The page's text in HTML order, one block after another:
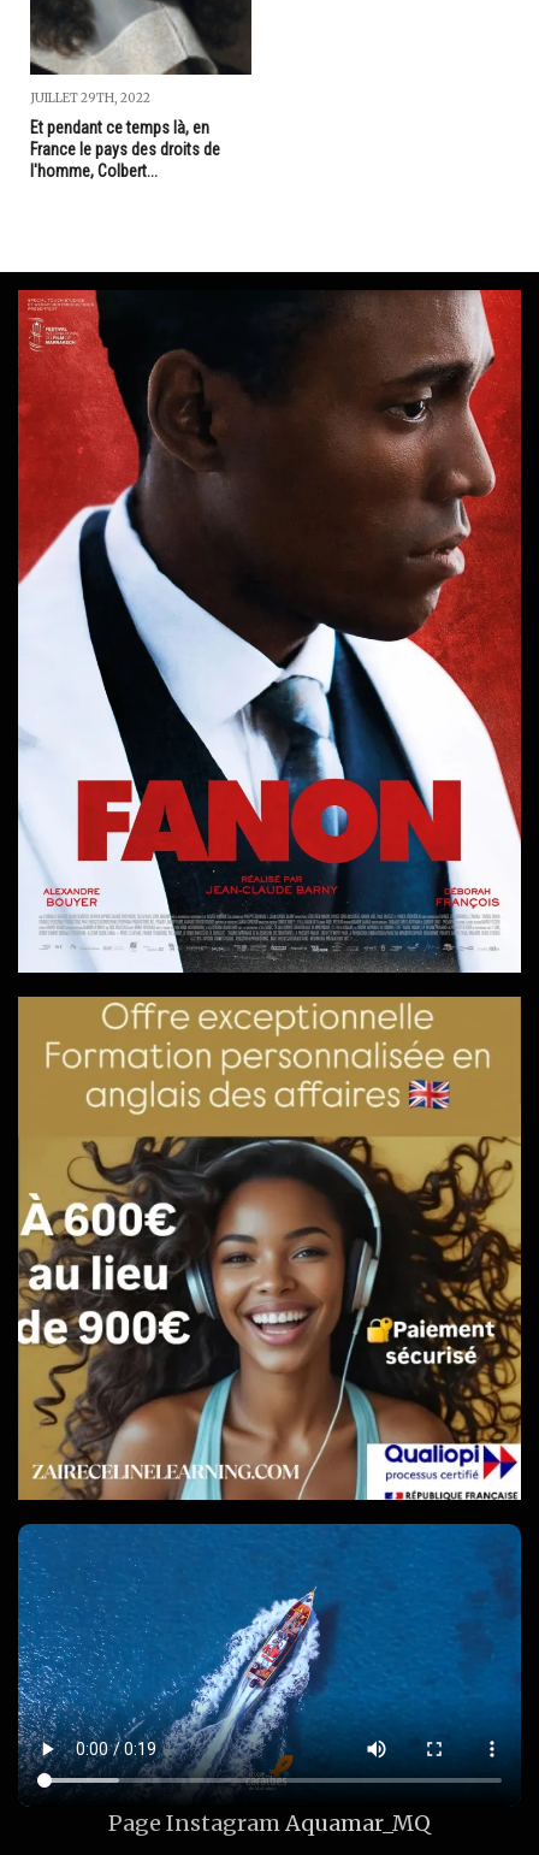
JUILLET 29TH, 2022
Et pendant ce temps là, en
France le pays des droits de
l'homme, Colbert...
Page InstagramAquamar_MQ